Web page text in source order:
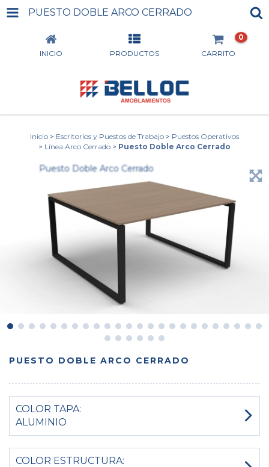
PUESTO DOBLE ARCO CERRADO
INICIO PRODUCTOS CARRITO
0
Inicio > Escritorios y Puestos de Trabajo > Puestos Operativos
> Línea Arco Cerrado > Puesto Doble Arco Cerrado
PUESTO DOBLE ARCO CERRADO
COLOR TAPA:
ALUMINIO
COLOR ESTRUCTURA: